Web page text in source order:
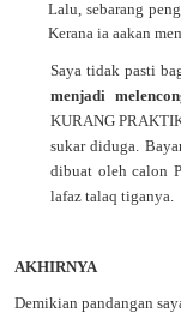
Lalu, sebarang
Kerana ia aakan
Saya tidak pasti
menjadi
KURANG
sukar diduga.
dibuat oleh calon
lafaz talaq tiganya.
AKHIRNYA
Demikian pandangan